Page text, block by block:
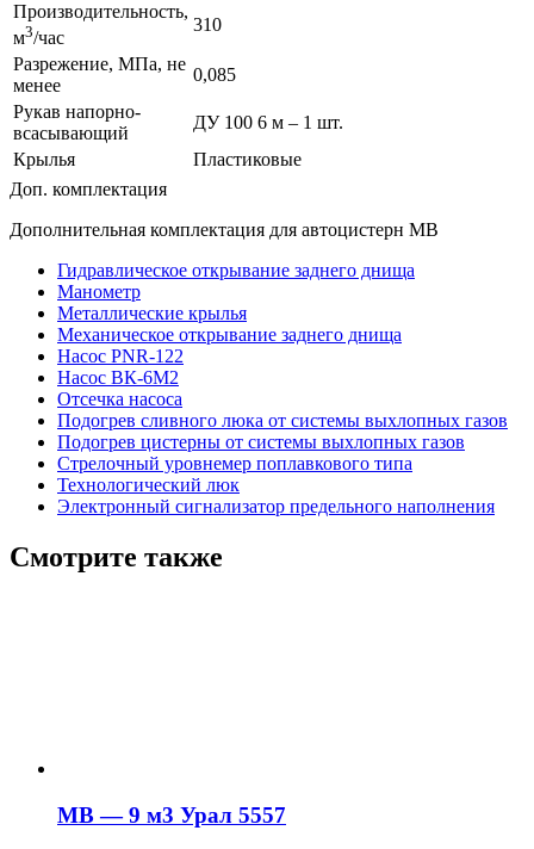
Производительность,
м3/час
310
Разрежение, МПа, не
менее
0,085
Рукав напорно-
всасывающий
ДУ 100 6 м – 1 шт.
Крылья
Пластиковые
Доп. комплектация
Дополнительная комплектация для автоцистерн МВ
Гидравлическое открывание заднего днища
Манометр
Металлические крылья
Механическое открывание заднего днища
Насос PNR-122
Насос ВК-6М2
Отсечка насоса
Подогрев сливного люка от системы выхлопных газов
Подогрев цистерны от системы выхлопных газов
Стрелочный уровнемер поплавкового типа
Технологический люк
Электронный сигнализатор предельного наполнения
Смотрите также
МВ — 9 м3 Урал 5557